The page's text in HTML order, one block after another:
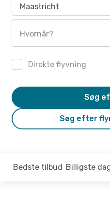
Maastricht
Hvornår?
Direkte flyvning
Søg efter
Søg
Bedste tilbud Billigste